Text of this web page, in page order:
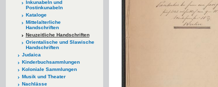
Inkunabeln und
Postinkunabeln
Kataloge
Mittelalterliche
Handschriften
Neuzeitliche Handschriften
Orientalische und Slawische
Handschriften
Judaica
Kinderbuchsammlungen
Koloniale Sammlungen
Musik und Theater
Nachlässe